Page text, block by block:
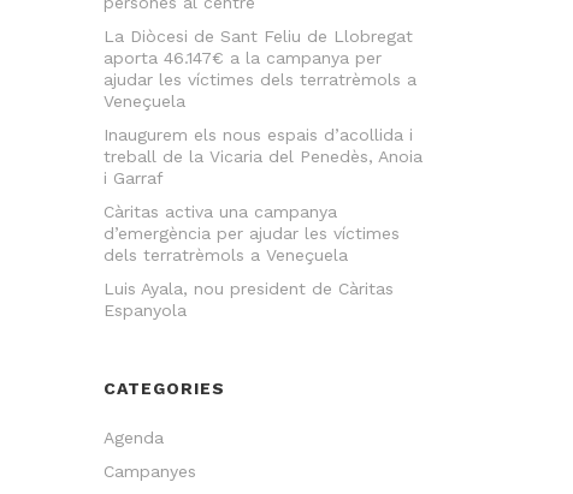
La Diòcesi de Sant Feliu de Llobregat
aporta 46.147€ a la campanya per
ajudar les víctimes dels terratrèmols a
Veneçuela
Inaugurem els nous espais d’acollida i
treball de la Vicaria del Penedès, Anoia
i Garraf
Càritas activa una campanya
d’emergència per ajudar les víctimes
dels terratrèmols a Veneçuela
Luis Ayala, nou president de Càritas
Espanyola
CATEGORIES
Agenda
Campanyes